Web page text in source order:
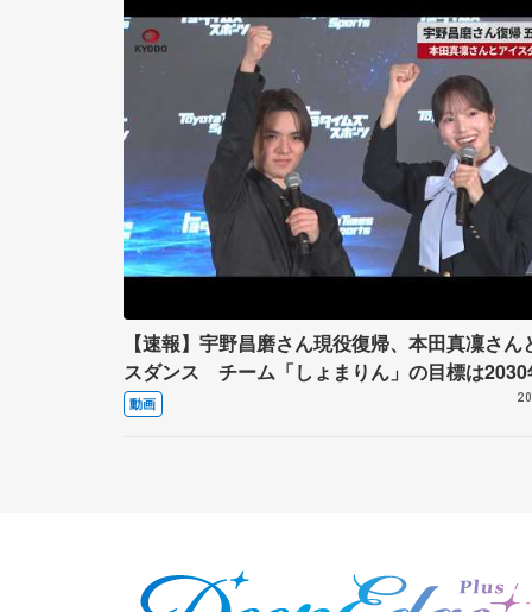
【速報】宇野昌磨さん現役復帰、本田真凜さん
スダンス チーム「しょまりん」の目標は2030
動画